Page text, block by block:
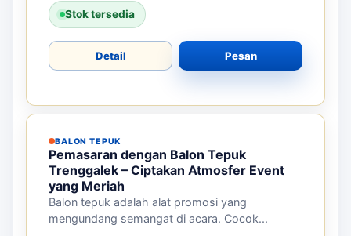
Stok tersedia
Detail Pesan